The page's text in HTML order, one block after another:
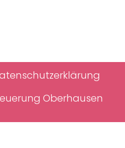
Oberhausen